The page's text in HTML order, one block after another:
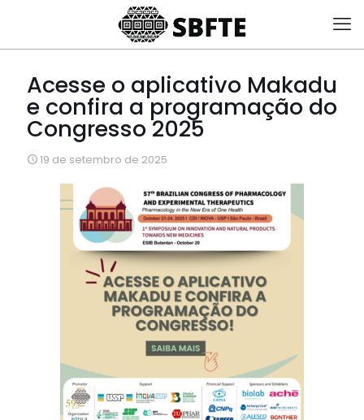
Acesse o aplicativo Makadu
e confira a programação do
Congresso 2025
19 de setembro de 2025